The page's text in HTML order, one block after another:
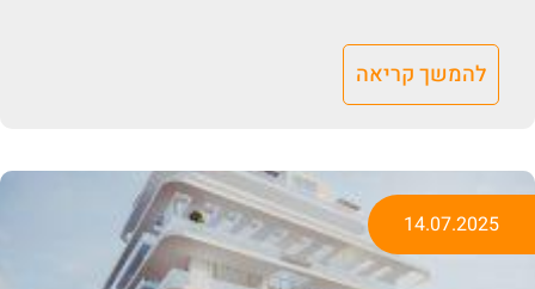
להמשך קריאה
14.07.2025